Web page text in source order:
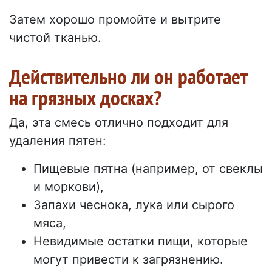
Затем хорошо промойте и вытрите
чистой тканью.
Действительно ли он работает
на грязных досках?
Да, эта смесь отлично подходит для
удаления пятен:
Пищевые пятна (например, от свеклы
и моркови),
Запахи чеснока, лука или сырого
мяса,
Невидимые остатки пищи, которые
могут привести к загрязнению.